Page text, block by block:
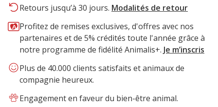
Retours jusqu’à 30 jours. Modalités de retour
Profitez de remises exclusives, d'offres avec nos
partenaires et de 5% crédités toute l'année grâce à
notre programme de fidélité Animalis+. Je m’inscris
Plus de 40.000 clients satisfaits et animaux de
compagnie heureux.
Engagement en faveur du bien-être animal.